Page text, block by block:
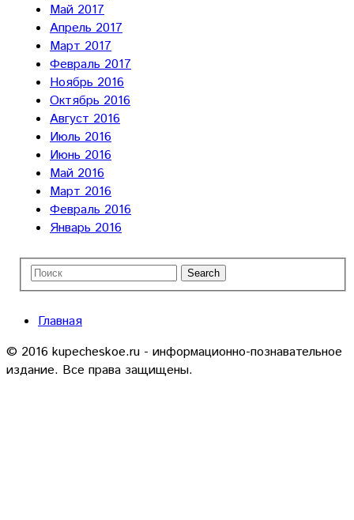
Май 2017
Апрель 2017
Март 2017
Февраль 2017
Ноябрь 2016
Октябрь 2016
Август 2016
Июль 2016
Июнь 2016
Май 2016
Март 2016
Февраль 2016
Январь 2016
Главная
© 2016 kupecheskoe.ru - информационно-познавательное
издание. Все права защищены.